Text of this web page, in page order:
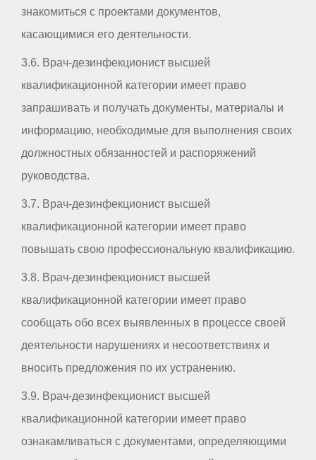
знакомиться с проектами документов,
касающимися его деятельности.
3.6. Врач-дезинфекционист высшей
квалификационной категории имеет право
запрашивать и получать документы, материалы и
информацию, необходимые для выполнения своих
должностных обязанностей и распоряжений
руководства.
3.7. Врач-дезинфекционист высшей
квалификационной категории имеет право
повышать свою профессиональную квалификацию.
3.8. Врач-дезинфекционист высшей
квалификационной категории имеет право
сообщать обо всех выявленных в процессе своей
деятельности нарушениях и несоответствиях и
вносить предложения по их устранению.
3.9. Врач-дезинфекционист высшей
квалификационной категории имеет право
ознакамливаться с документами, определяющими